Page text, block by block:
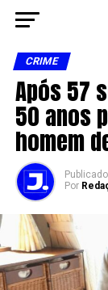
CRIME
Após 57
50 anos
homem
Publicado
Por